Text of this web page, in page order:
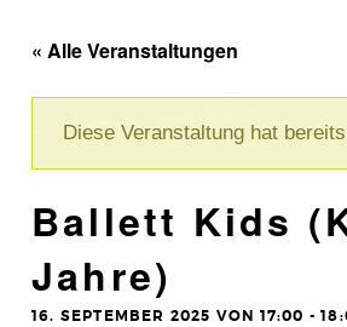
« Alle Veranstaltungen
Diese Veranstaltung hat
Ballett Kids
Jahre)
16. SEPTEMBER 2025 VON 17:00 -